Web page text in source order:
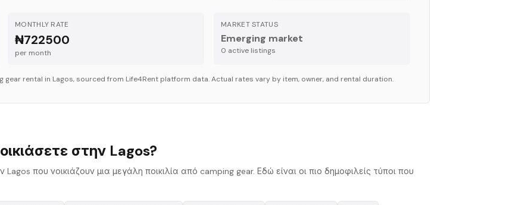
MONTHLY RATE
₦722500
per month
MARKET STATUS
Emerging market
0 active listings
gear rental in Lagos, sourced from Life4Rent platform data. Actual rates vary by item, owner, and rental duration.
στην Lagos?
που νοικιάζουν μια μεγάλη ποικιλία από camping gear. Εδώ είναι οι πιο δημοφιλείς τύποι που